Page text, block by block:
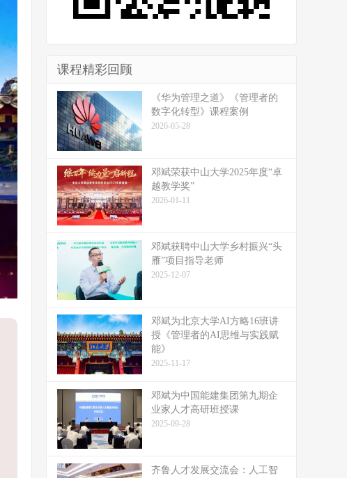
课程精彩回顾
《华为管理之道》《管理者的
数字化转型》课程案例
2026-05-28
邓斌荣获中山大学2025年度“卓
越教学奖”
2026-01-11
邓斌获聘中山大学乡村振兴“头
雁”项目指导老师
2025-12-07
邓斌为北京大学AI方略16班讲
授《管理者的AI思维与实践赋
能》
2025-11-17
邓斌为中国能建集团第九期企
业家人才高研班授课
2025-09-28
齐鲁人才发展交流会：人工智